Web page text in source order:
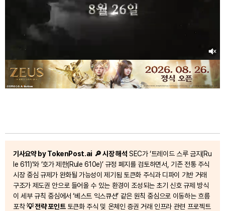
기사요약 by TokenPost.ai 🔎 시장 해석 SEC가 ‘트레이드 스루 금지(Ru
le 611)’와 ‘호가 제한(Rule 610e)’ 규정 폐지를 검토하면서, 기존 전통 주식
시장 중심 규제가 완화될 가능성이 제기됨 토큰화 주식과 디파이 기반 거래
구조가 제도권 안으로 들어올 수 있는 환경이 조성되는 초기 신호 규제 방식
이 세부 규칙 중심에서 ‘베스트 익스큐션’ 같은 원칙 중심으로 이동하는 흐름
포착💡 전략 포인트토큰화 주식 및 온체인 증권 거래 인프라 관련 프로젝트